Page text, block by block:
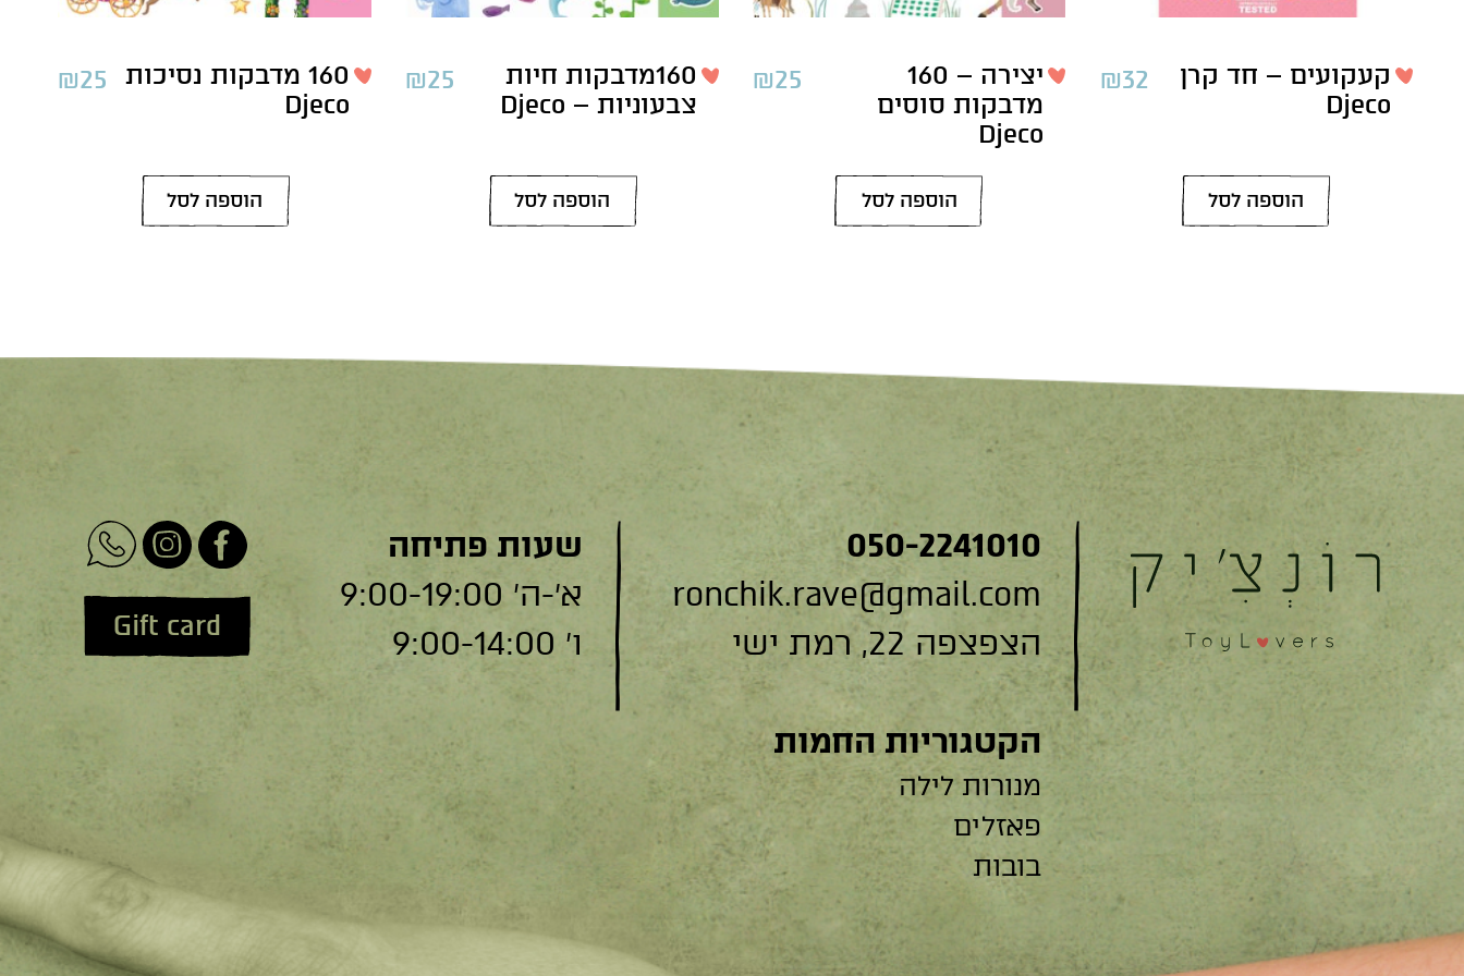
קעקועים – חד קרן
Djeco
₪32
הוספה לסל
יצירה – 160
מדבקות סוסים
Djeco
₪25
הוספה לסל
160מדבקות חיות
צבעוניות – Djeco
₪25
הוספה לסל
160 מדבקות נסיכות
Djeco
₪25
הוספה לסל
050-2241010
ronchik.rave@gmail.com
הצפצפה 22, רמת ישי
הקטגוריות החמות
מנורות לילה
פאזלים
בובות
שעות פתיחה
א׳-ה׳ 9:00-19:00
ו׳ 9:00-14:00
Gift card